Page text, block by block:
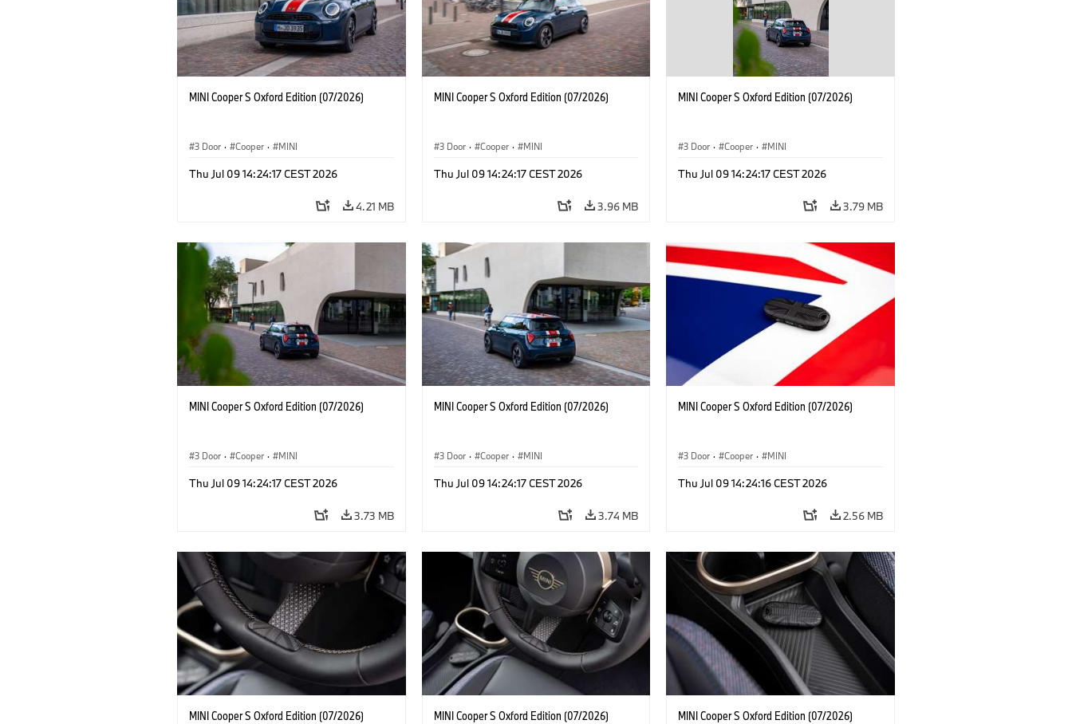
MINI Cooper S Oxford Edition (07/2026)
3 Door · Cooper · MINI
Thu Jul 09 14:24:17 CEST 2026
4.21 MB
MINI Cooper S Oxford Edition (07/2026)
3 Door · Cooper · MINI
Thu Jul 09 14:24:17 CEST 2026
3.96 MB
MINI Cooper S Oxford Edition (07/2026)
3 Door · Cooper · MINI
Thu Jul 09 14:24:17 CEST 2026
3.79 MB
MINI Cooper S Oxford Edition (07/2026)
3 Door · Cooper · MINI
Thu Jul 09 14:24:17 CEST 2026
3.73 MB
MINI Cooper S Oxford Edition (07/2026)
3 Door · Cooper · MINI
Thu Jul 09 14:24:17 CEST 2026
3.74 MB
MINI Cooper S Oxford Edition (07/2026)
3 Door · Cooper · MINI
Thu Jul 09 14:24:16 CEST 2026
2.56 MB
MINI Cooper S Oxford Edition (07/2026) MINI Cooper S Oxford Edition (07/2026) MINI Cooper S Oxford Edition (07/2026)